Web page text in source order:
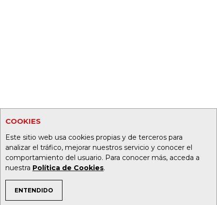
COOKIES
Este sitio web usa cookies propias y de terceros para
analizar el tráfico, mejorar nuestros servicio y conocer el
comportamiento del usuario. Para conocer más, acceda a
nuestra Política de Cookies.
ENTENDIDO
TEMAS DE INTERÉS